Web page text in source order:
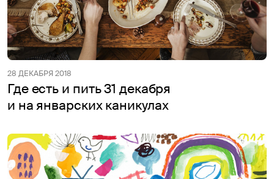
28 ДЕКАБРЯ 2018
Где есть и пить 31 декабря
и на январских каникулах